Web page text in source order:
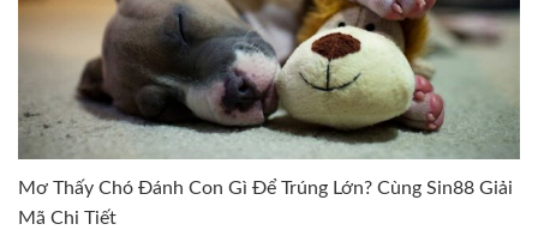
Mơ Thấy Chó Đánh Con Gì Để Trúng Lớn? Cùng Sin88 Giải
Mã Chi Tiết